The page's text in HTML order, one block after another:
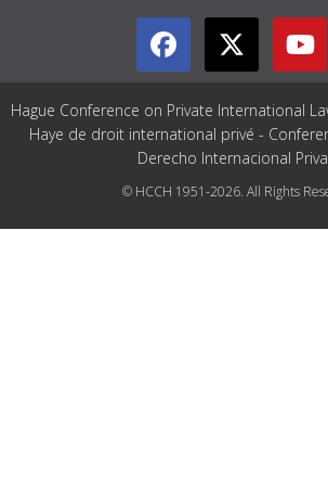
Hague Conference on Private International
Haye de droit international privé -
Derecho Internacional
© HCCH 1951-2026. All Rights